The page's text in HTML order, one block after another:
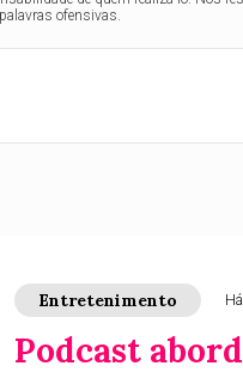
ofensivas.
Entretenimento
Podcast